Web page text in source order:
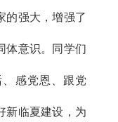
的强大，增强了
体意识。同学们
感党恩、跟党
新临夏建设，为